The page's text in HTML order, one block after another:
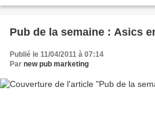
Pub de la semaine : Asics
Publié le 11/04/2011 à 07:14
Par new pub marketing